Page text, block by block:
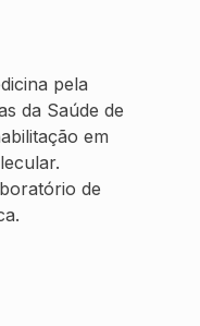
pela
da Saúde de
em
de